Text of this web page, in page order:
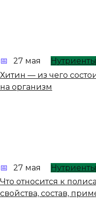
27 мая
Нутриенты
Хитин — из чего
на организм
27 мая
Нутриенты
Что относится к
свойства, состав,